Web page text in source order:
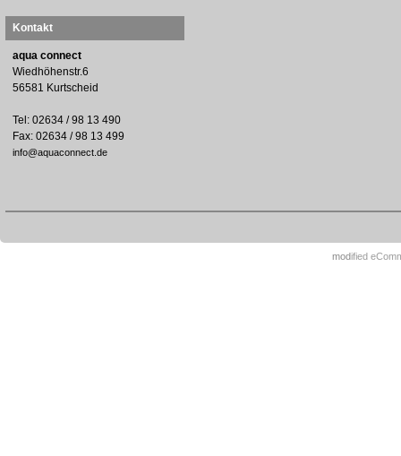
Kontakt
aqua connect
Wiedhöhenstr.6
56581 Kurtscheid
Tel: 02634 / 98 13 490
Fax: 02634 / 98 13 499
info@aquaconnect.de
modified